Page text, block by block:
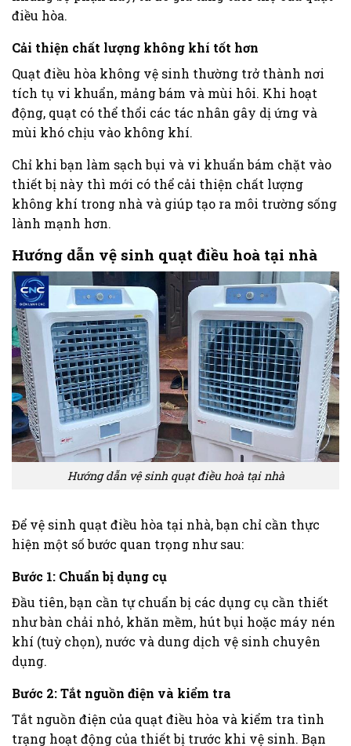
điều hòa.
Cải thiện chất lượng không khí tốt hơn
Quạt điều hòa không vệ sinh thường trở thành nơi
tích tụ vi khuẩn, mảng bám và mùi hôi. Khi hoạt
động, quạt có thể thổi các tác nhân gây dị ứng và
mùi khó chịu vào không khí.
Chỉ khi bạn làm sạch bụi và vi khuẩn bám chặt vào
thiết bị này thì mới có thể cải thiện chất lượng
không khí trong nhà và giúp tạo ra môi trường sống
lành mạnh hơn.
Hướng dẫn vệ sinh quạt điều hoà tại nhà
Hướng dẫn vệ sinh quạt điều hoà tại nhà
Để vệ sinh quạt điều hòa tại nhà, bạn chỉ cần thực
hiện một số bước quan trọng như sau:
Bước 1: Chuẩn bị dụng cụ
Đầu tiên, bạn cần tự chuẩn bị các dụng cụ cần thiết
như bàn chải nhỏ, khăn mềm, hút bụi hoặc máy nén
khí (tuỳ chọn), nước và dung dịch vệ sinh chuyên
dụng.
Bước 2: Tắt nguồn điện và kiểm tra
Tắt nguồn điện của quạt điều hòa và kiểm tra tình
trạng hoạt động của thiết bị trước khi vệ sinh. Bạn